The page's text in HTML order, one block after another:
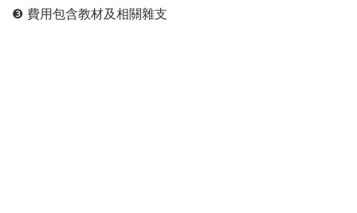
❸ 費用包含教材及相關雜支